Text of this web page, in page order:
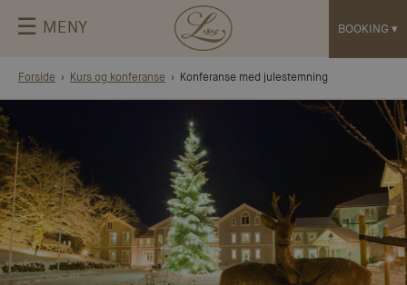
☰ MENY BOOKING ▾
Forside Kurs og konferanse Konferanse med julestemning